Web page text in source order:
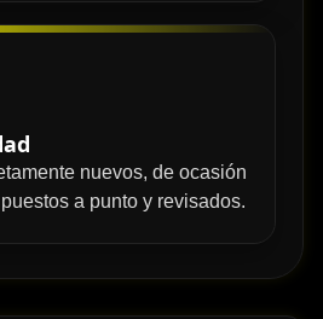
nuevos, de ocasión
a punto y revisados.